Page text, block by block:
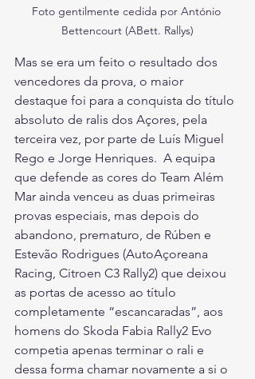
Foto gentilmente cedida por António
Bettencourt (ABett. Rallys)
Mas se era um feito o resultado dos
vencedores da prova, o maior
destaque foi para a conquista do título
absoluto de ralis dos Açores, pela
terceira vez, por parte de Luís Miguel
Rego e Jorge Henriques.  A equipa
que defende as cores do Team Além
Mar ainda venceu as duas primeiras
provas especiais, mas depois do
abandono, prematuro, de Rúben e
Estevão Rodrigues (AutoAçoreana
Racing, Citroen C3 Rally2) que deixou
as portas de acesso ao título
completamente “escancaradas”, aos
homens do Skoda Fabia Rally2 Evo
competia apenas terminar o rali e
dessa forma chamar novamente a si o